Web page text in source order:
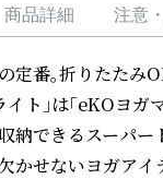
商品詳細 注意
定番。折りたたみ
イト」は「eKOヨ
納できるスーパー
かせないヨガアイ